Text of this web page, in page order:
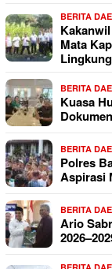
BERITA
Mata
BERITA
Kuasa
BERITA
Polres
Aspirasi
BERITA
Ario